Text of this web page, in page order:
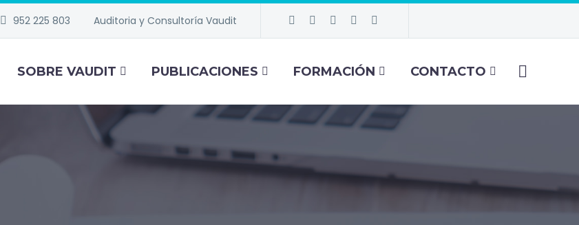
952 225 803 Auditoria y Consultoría Vaudit
SOBRE VAUDIT PUBLICACIONES FORMACIÓN CONTACTO